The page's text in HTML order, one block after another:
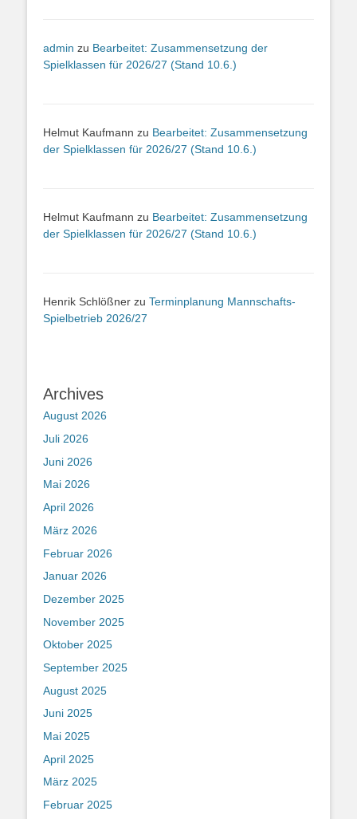
admin zu Bearbeitet: Zusammensetzung der
Spielklassen für 2026/27 (Stand 10.6.)
Helmut Kaufmann zu Bearbeitet: Zusammensetzung
der Spielklassen für 2026/27 (Stand 10.6.)
Helmut Kaufmann zu Bearbeitet: Zusammensetzung
der Spielklassen für 2026/27 (Stand 10.6.)
Henrik Schlößner zu Terminplanung Mannschafts-
Spielbetrieb 2026/27
Archives
August 2026
Juli 2026
Juni 2026
Mai 2026
April 2026
März 2026
Februar 2026
Januar 2026
Dezember 2025
November 2025
Oktober 2025
September 2025
August 2025
Juni 2025
Mai 2025
April 2025
März 2025
Februar 2025